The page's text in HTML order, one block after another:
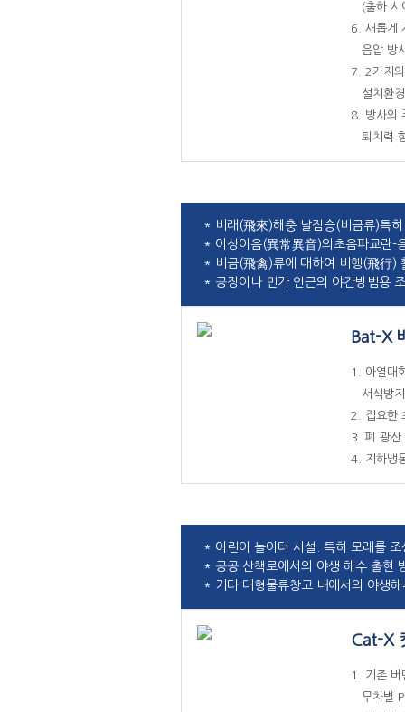
(출하 시
6. 새롭게
음압 방
7. 2가지
설치환경
8. 방사의
퇴치력
* 비래(飛來)해충 날짐승(비금류)특
* 이상이음(異常異音)의초음파교란-
* 비금(飛禽)류에 대하여 비행(飛行)
* 공장이나 민가 인근의 야간방범용
Bat-X
1. 아열대
서식방
2. 집요한
3. 폐 광산
4. 지하냉
* 어린이 놀이터 시설. 특히 모래를
* 공공 산책로에서의 야생 해수 출현
* 기타 대형물류창고 내에서의 야생
Cat-X
1. 기존 버
무차별